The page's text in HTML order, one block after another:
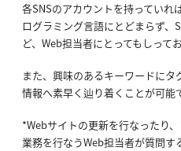
各SNSのアカウントを持っていれ
ログラミング言語にとどまらず、
ど、Web担当者にとってもしって
また、興味のあるキーワードに
情報へ素早く辿り着くことが可能
*Webサイトの更新を行なったり
業務を行なうWeb担当者が質問す